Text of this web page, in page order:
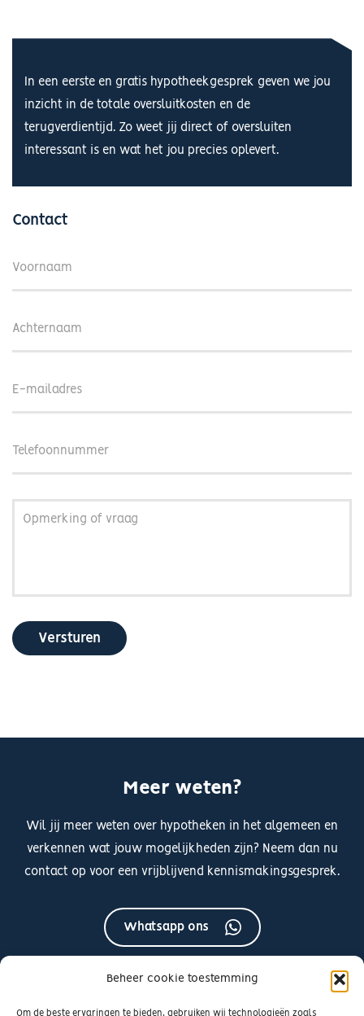
Beheer cookie toestemming
Om de beste ervaringen te bieden, gebruiken wij technologieën zoals
Contact
mailadres
Opmerking
of
Versturen
In een eerste en gratis hypotheekgesprek geven we jou
inzicht in de totale oversluitkosten en de
terugverdientijd. Zo weet jij direct of oversluiten
interessant is en wat het jou precies oplevert.
Meer weten?
Wil jij meer weten over hypotheken in het algemeen en
verkennen wat jouw mogelijkheden zijn? Neem dan nu
contact op voor een vrijblijvend kennismakingsgesprek.
Whatsapp ons
Neem contact op